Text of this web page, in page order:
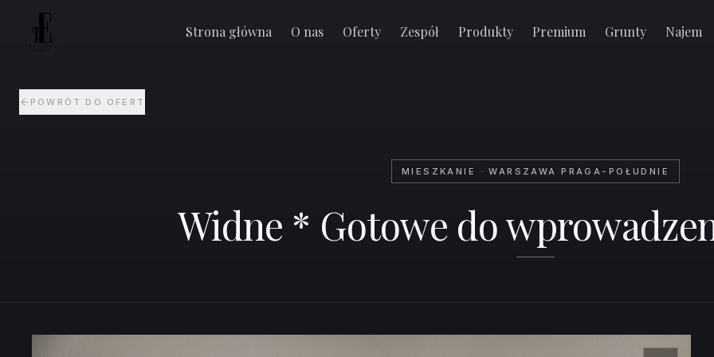
Strona główna O nas Oferty Zespół Produkty Premium Grunty Najem
POWRÓT DO OFERT
MIESZKANIE · WARSZAWA PRAGA-POŁUDNIE
Widne * Gotowe do
Widne * Gotowe do wprowadzenia * Loggia
Warszawa Praga-Południe